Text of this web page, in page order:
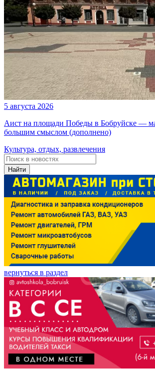
5 августа 2026
Аист на площади Победы в Бобруйске —
большим смыслом (дополнено)
Культура, отдых, развлечения
Найти
вернуться в раздел